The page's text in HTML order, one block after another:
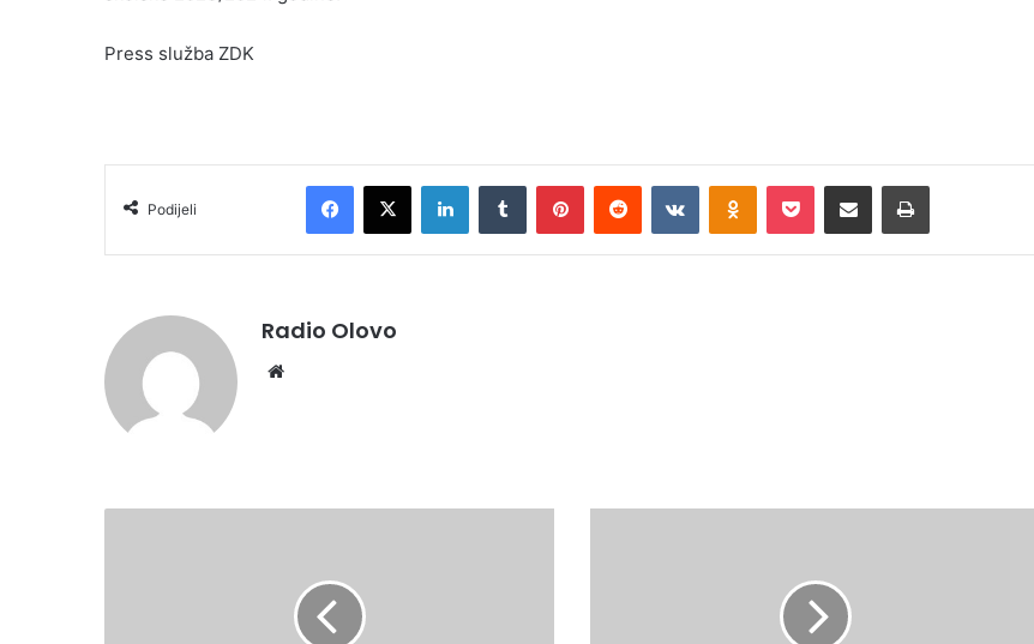
Press služba ZDK
Podijeli
Facebook
X LinkedInTumblr PinterestReddit VKontakteOdnoklassniki
Pocket Podijeli putem Emaila Print
Radio Olovo